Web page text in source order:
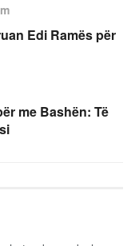
Edi Ramës për
me Bashën: Të